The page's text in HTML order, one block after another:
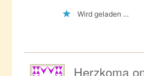
Wird geladen …
Herzkoma